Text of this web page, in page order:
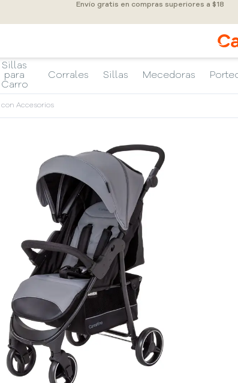
Envío gratis en compras superiores a $18
Sillas
para
Carro
Corrales Sillas Mecedoras
Accesorios